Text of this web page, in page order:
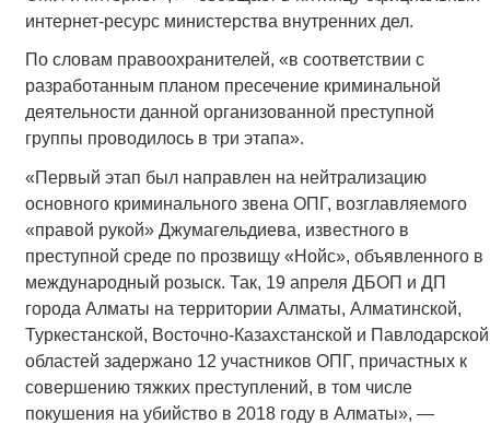
интернет-ресурс министерства внутренних дел.
По словам правоохранителей, «в соответствии с
разработанным планом пресечение криминальной
деятельности данной организованной преступной
группы проводилось в три этапа».
«Первый этап был направлен на нейтрализацию
основного криминального звена ОПГ, возглавляемого
«правой рукой» Джумагельдиева, известного в
преступной среде по прозвищу «Нойс», объявленного в
международный розыск. Так, 19 апреля ДБОП и ДП
города Алматы на территории Алматы, Алматинской,
Туркестанской, Восточно-Казахстанской и Павлодарской
областей задержано 12 участников ОПГ, причастных к
совершению тяжких преступлений, в том числе
покушения на убийство в 2018 году в Алматы», —